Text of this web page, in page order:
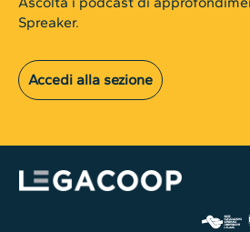
Spreaker.
Accedi alla sezione